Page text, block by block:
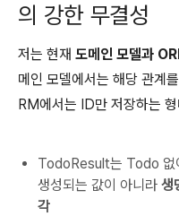
의 강한 무결성
저는 현재 도메인 모델과
메인 모델에서는 해당 관계
RM에서는 ID만 저장하는
TodoResult는 Todo 없
생성되는 값이 아니라 생
각